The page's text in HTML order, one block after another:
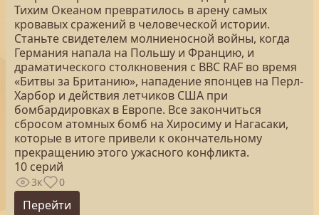
Тихим Океаном превратилось в арену самых
кровавых сражений в человеческой истории.
Станьте свидетелем молниеносной войны, когда
Германия напала на Польшу и Францию, и
драматического столкновения с ВВС RAF во время
«Битвы за Британию», нападение японцев на Перл-
Харбор и действия летчиков США при
бомбардировках в Европе. Все закончиться
сбросом атомных бомб на Хиросиму и Нагасаки,
которые в итоге привели к окончательному
прекращению этого ужасного конфликта.
10 серий
3к 0
Перейти